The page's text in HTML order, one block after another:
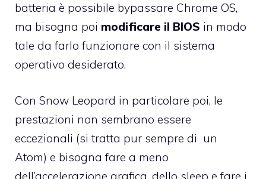
batteria è possibile bypassare Chrome OS,
ma bisogna poi modificare il BIOS in modo
tale da farlo funzionare con il sistema
operativo desiderato.
Con Snow Leopard in particolare poi, le
prestazioni non sembrano essere
eccezionali (si tratta pur sempre di un
Atom) e bisogna fare a meno
dell’accelerazione grafica, dello sleep e fare i